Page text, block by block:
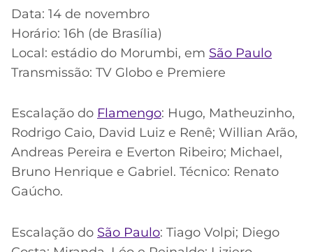
Data: 14 de novembro
Horário: 16h (de Brasília)
Local: estádio do Morumbi, em São Paulo
Transmissão: TV Globo e Premiere
Escalação do Flamengo: Hugo, Matheuzinho,
Rodrigo Caio, David Luiz e Renê; Willian Arão,
Andreas Pereira e Everton Ribeiro; Michael,
Bruno Henrique e Gabriel. Técnico: Renato
Gaúcho.
Escalação do São Paulo: Tiago Volpi; Diego